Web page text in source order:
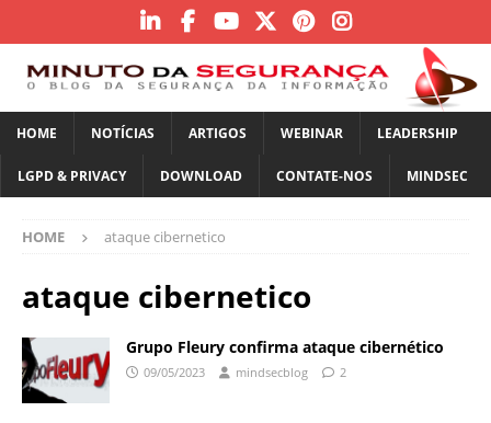
HOME NOTÍCIAS ARTIGOS WEBINAR LEADERSHIP
LGPD & PRIVACY DOWNLOAD CONTATE-NOS MINDSEC
HOME ataque cibernetico
ataque cibernetico
Grupo Fleury confirma ataque cibernético
09/05/2023 mindsecblog 2